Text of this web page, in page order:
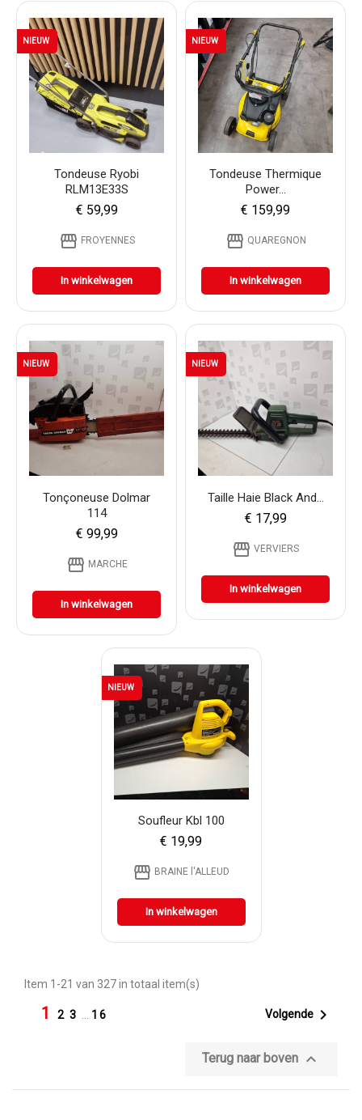
Tondeuse Ryobi
RLM13E33S
€ 59,99
storefront FROYENNES
In winkelwagen
NIEUW
Tondeuse Thermique
Power...
€ 159,99
storefront QUAREGNON
In winkelwagen
NIEUW
Tonçoneuse Dolmar
114
€ 99,99
storefront MARCHE
In winkelwagen
NIEUW
Taille Haie Black And...
€ 17,99
storefront VERVIERS
In winkelwagen
NIEUW
Soufleur Kbl 100
€ 19,99
storefront BRAINE l'ALLEUD
In winkelwagen
NIEUW
Item 1-21 van 327 in totaal item(s)
1 2 3 16 Volgende 
Terug naar boven 